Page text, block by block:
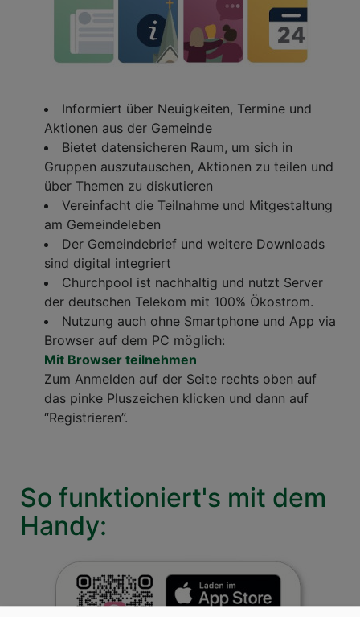
Informiert über Neuigkeiten, Termine und
Aktionen aus der Gemeinde
Bietet datensicheren Raum, um sich in
Gruppen auszutauschen, Aktionen zu teilen und
über Themen zu diskutieren
Vereinfacht die Teilnahme und Mitgestaltung
am Gemeindeleben
Der Gemeindebrief und weitere Downloads
sind digital integriert
Churchpool ist nachhaltig und nutzt Server
der deutschen Telekom mit 100% Ökostrom.
Nutzung auch ohne Smartphone und App via
Browser auf dem PC möglich:
Mit Browser teilnehmen
Zum Anmelden auf der Seite rechts oben auf
das pinke Pluszeichen klicken und dann auf
“Registrieren”.
So funktioniert's mit dem
Handy: